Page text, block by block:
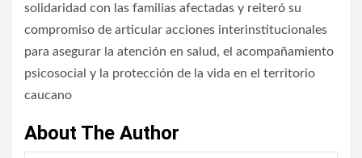
solidaridad con las familias afectadas y reiteró su
compromiso de articular acciones interinstitucionales
para asegurar la atención en salud, el acompañamiento
psicosocial y la protección de la vida en el territorio
caucano
About The Author